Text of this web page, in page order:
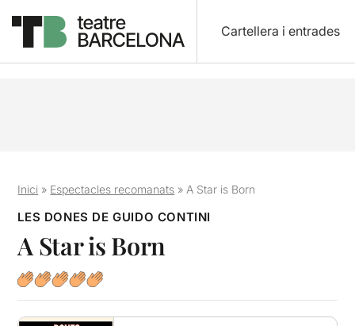
Cartellera i entrades
Inici » Espectacles recomanats » A Star is Born
LES DONES DE GUIDO CONTINI
A Star is Born